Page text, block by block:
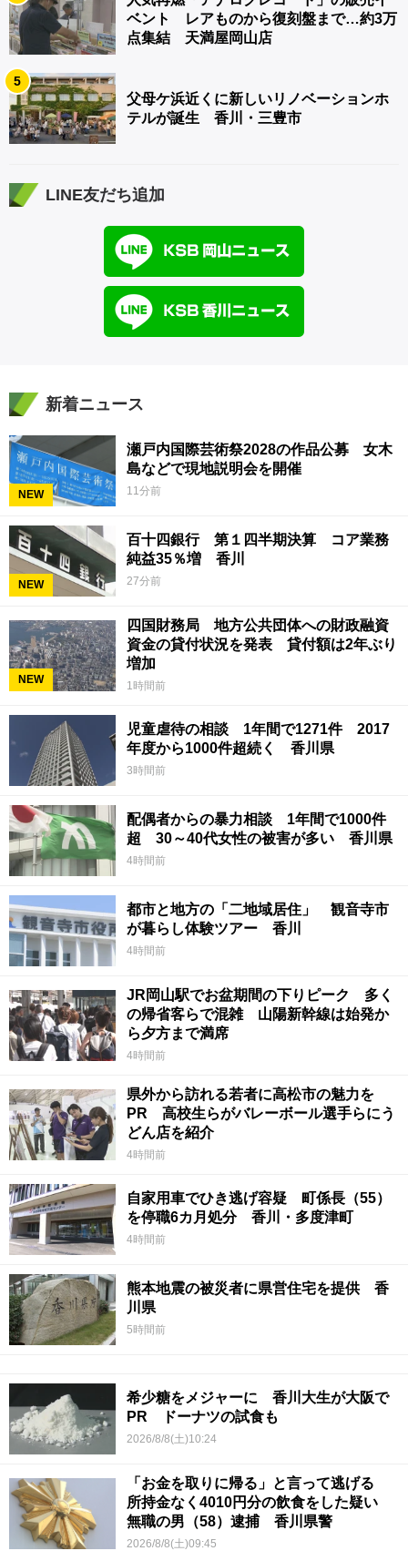
ベント レアものから復刻盤まで…約3万
点集結 天満屋岡山店
5
父母ケ浜近くに新しいリノベーションホ
テルが誕生 香川・三豊市
LINE友だち追加
新着ニュース
NEW
瀬戸内国際芸術祭2028の作品公募 女木
島などで現地説明会を開催
11分前
NEW
百十四銀行 第１四半期決算 コア業務
純益35％増 香川
27分前
NEW
四国財務局 地方公共団体への財政融資
資金の貸付状況を発表 貸付額は2年ぶり
増加
1時間前
児童虐待の相談 1年間で1271件 2017
年度から1000件超続く 香川県
3時間前
配偶者からの暴力相談 1年間で1000件
超 30～40代女性の被害が多い 香川県
4時間前
都市と地方の「二地域居住」 観音寺市
が暮らし体験ツアー 香川
4時間前
JR岡山駅でお盆期間の下りピーク 多く
の帰省客らで混雑 山陽新幹線は始発か
ら夕方まで満席
4時間前
県外から訪れる若者に高松市の魅力を
PR 高校生らがバレーボール選手らにう
どん店を紹介
4時間前
自家用車でひき逃げ容疑 町係長（55）
を停職6カ月処分 香川・多度津町
4時間前
熊本地震の被災者に県営住宅を提供 香
川県
5時間前
希少糖をメジャーに 香川大生が大阪で
PR ドーナツの試食も
2026/8/8(土)10:24
「お金を取りに帰る」と言って逃げる
所持金なく4010円分の飲食をした疑い
無職の男（58）逮捕 香川県警
2026/8/8(土)09:45